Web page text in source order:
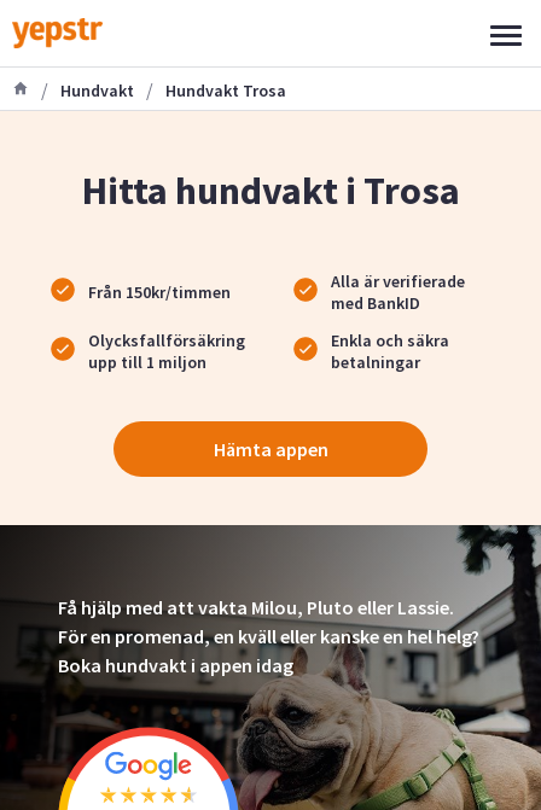
/ Hundvakt / Hundvakt Trosa
Hitta hundvakt i Trosa
Från 150kr/timmen
Alla är verifierade
med BankID
Olycksfallförsäkring
upp till 1 miljon
Enkla och säkra
betalningar
Hämta appen
Få hjälp med att vakta Milou, Pluto eller Lassie.
För en promenad, en kväll eller kanske en hel helg?
Boka hundvakt i appen idag